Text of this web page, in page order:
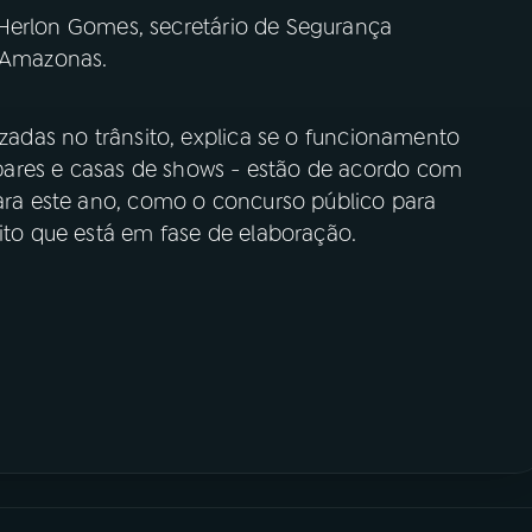
Gomes, secretário de Segurança
no trânsito, explica se o funcionamento
e casas de shows - estão de acordo com
este ano, como o concurso público para
que está em fase de elaboração.